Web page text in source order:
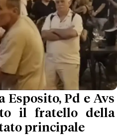
Esposito, Pd e Avs
il fratello della
principale